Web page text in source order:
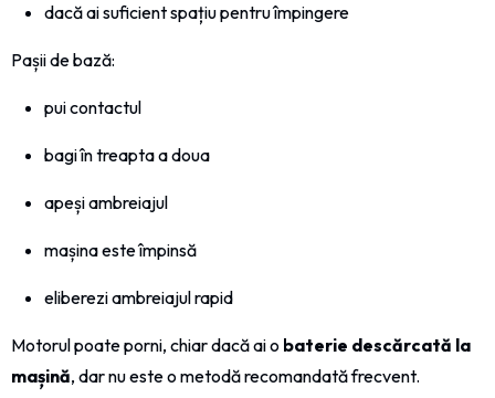
dacă ai suficient spațiu pentru împingere
Pașii de bază:
pui contactul
bagi în treapta a doua
apeși ambreiajul
mașina este împinsă
eliberezi ambreiajul rapid
Motorul poate porni, chiar dacă ai o baterie descărcată la
mașină, dar nu este o metodă recomandată frecvent.